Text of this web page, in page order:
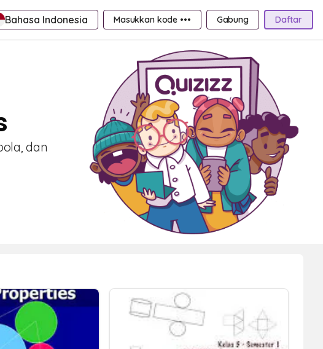
Bahasa Indonesia Masukkan kode ••• Gabung Daftar
dan